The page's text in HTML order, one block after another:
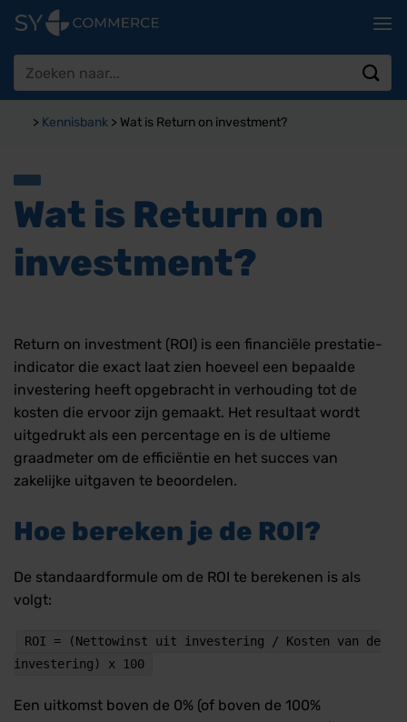
naar
inhoud
> Kennisbank> Wat is Return on investment?
Wat is Return on
investment?
Return on investment (ROI) is een financiële prestatie-
indicator die exact laat zien hoeveel een bepaalde
investering heeft opgebracht in verhouding tot de
kosten die ervoor zijn gemaakt. Het resultaat wordt
uitgedrukt als een percentage en is de ultieme
graadmeter om de efficiëntie en het succes van
zakelijke uitgaven te beoordelen.
Hoe bereken je de ROI?
De standaardformule om de ROI te berekenen is als
volgt:
ROI = (Nettowinst uit investering / Kosten van de
investering) x 100
Een uitkomst boven de 0% (of boven de 100%